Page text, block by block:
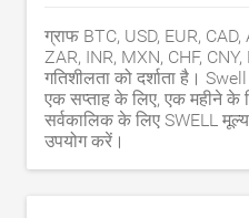
ग्राफ BTC, USD, EUR, CAD,
ZAR, INR, MXN, CHF,
गतिशीलता को दर्शाता है।
एक सप्ताह के लिए, एक महीने
सर्वकालिक के लिए SWELL
उपयोग करें।